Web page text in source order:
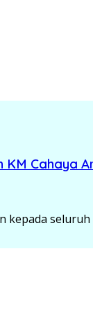
KM Cahaya
kepada